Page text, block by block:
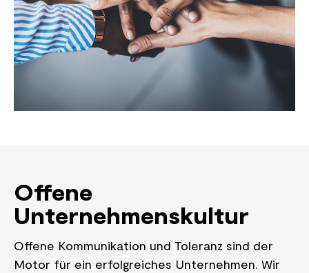
Offene
Unternehmenskultur
Offene Kommunikation und Toleranz sind der
Motor für ein erfolgreiches Unternehmen. Wir